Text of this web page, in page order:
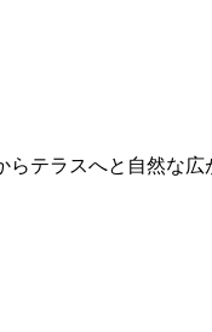
テラスへと自然な広